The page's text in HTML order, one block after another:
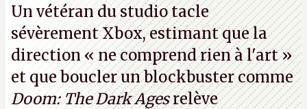
Un vétéran du studiotacle
sévèrement Xbox, estimant que la
direction« ne comprend rien à l'art »
et que boucler un blockbuster comme
Doom: The Dark Agesrelève